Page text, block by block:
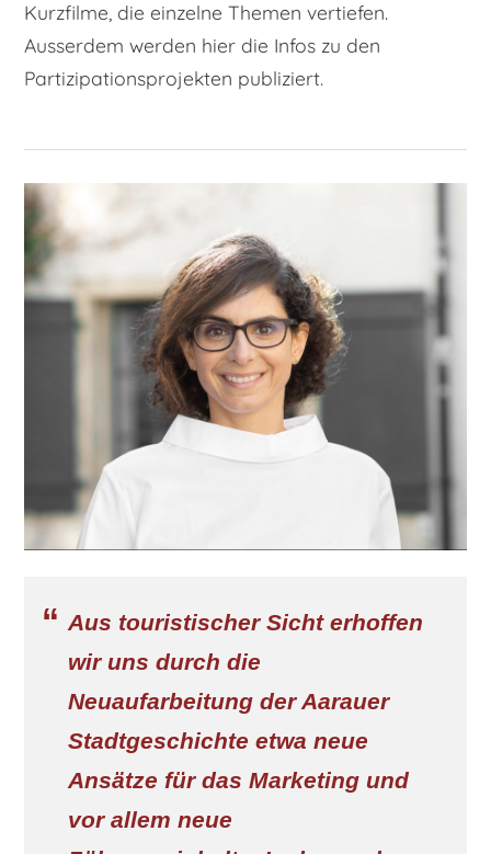
Kurzfilme, die einzelne Themen vertiefen.
Ausserdem werden hier die Infos zu den
Partizipationsprojekten publiziert.
Aus touristischer Sicht erhoffen
wir uns durch die
Neuaufarbeitung der Aarauer
Stadtgeschichte etwa neue
Ansätze für das Marketing und
vor allem neue